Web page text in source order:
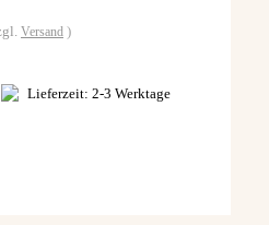
Versand
Lieferzeit: 2-3 Werktage